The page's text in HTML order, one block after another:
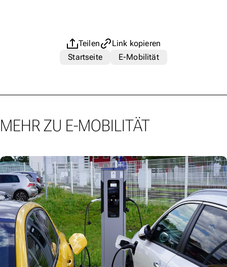
Teilen
Link kopieren
Startseite
E-Mobilität
MEHR ZU E-MOBILITÄT